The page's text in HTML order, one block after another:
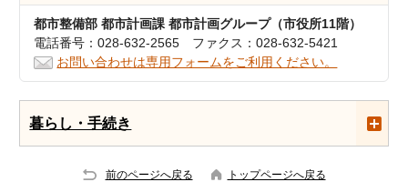
都市整備部 都市計画課 都市計画グループ（市役所11階）
電話番号：028-632-2565 ファクス：028-632-5421
お問い合わせは専用フォームをご利用ください。
暮らし・手続き
前のページへ戻る トップページへ戻る